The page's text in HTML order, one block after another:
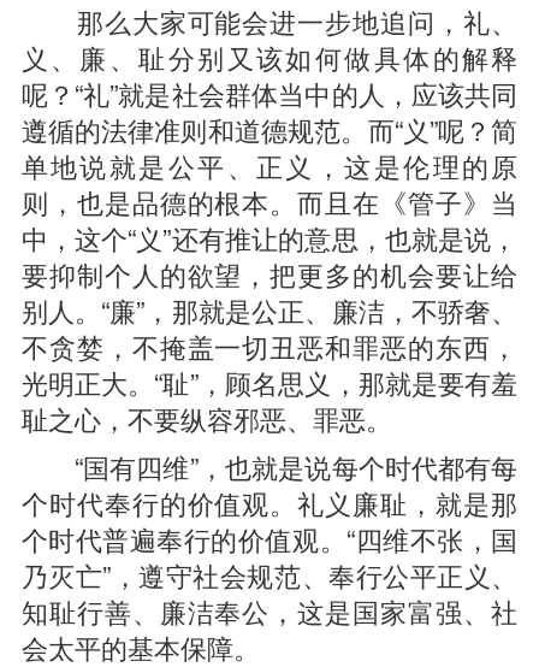
那么大家可能会进一步地追问，礼、
义、廉、耻分别又该如何做具体的解释
呢？“礼”就是社会群体当中的人，应该共同
遵循的法律准则和道德规范。而“义”呢？简
单地说就是公平、正义，这是伦理的原
则，也是品德的根本。而且在《管子》当
中，这个“义”还有推让的意思，也就是说，
要抑制个人的欲望，把更多的机会要让给
别人。“廉”，那就是公正、廉洁，不骄奢、
不贪婪，不掩盖一切丑恶和罪恶的东西，
光明正大。“耻”，顾名思义，那就是要有羞
耻之心，不要纵容邪恶、罪恶。
“国有四维”，也就是说每个时代都有每
个时代奉行的价值观。礼义廉耻，就是那
个时代普遍奉行的价值观。“四维不张，国
乃灭亡”，遵守社会规范、奉行公平正义、
知耻行善、廉洁奉公，这是国家富强、社
会太平的基本保障。